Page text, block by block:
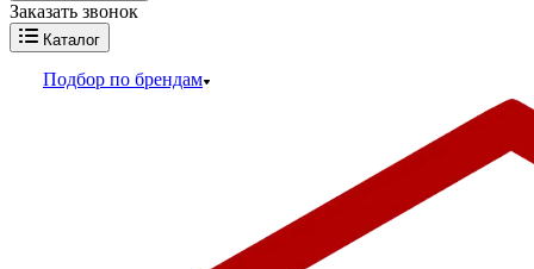
Заказать звонок
Каталог
Подбор по брендам